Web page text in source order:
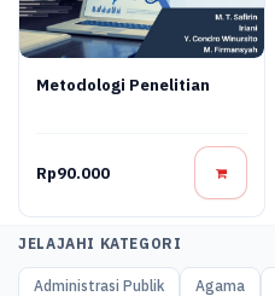
Metodologi Penelitian
Rp90.000
JELAJAHI KATEGORI
Administrasi Publik Agama